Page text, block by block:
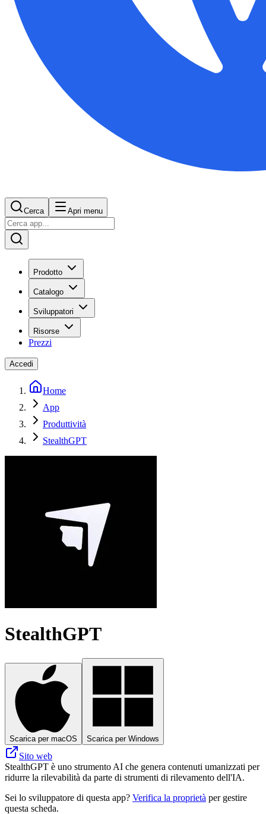
Cerca Apri menu
Prodotto
Catalogo
Sviluppatori
Risorse
Prezzi
Accedi
Home
App
Produttività
StealthGPT
StealthGPT
Scarica per macOS Scarica per Windows
Sito web
StealthGPT è uno strumento AI che genera contenuti umanizzati per
ridurre la rilevabilità da parte di strumenti di rilevamento dell'IA.
Sei lo sviluppatore di questa app? Verifica la proprietà per gestire
questa scheda.